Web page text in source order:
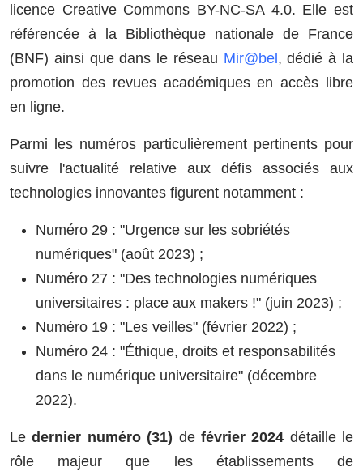
licence Creative Commons BY-NC-SA 4.0. Elle est
référencée à la Bibliothèque nationale de France
(BNF) ainsi que dans le réseau Mir@bel, dédié à la
promotion des revues académiques en accès libre
en ligne.
Parmi les numéros particulièrement pertinents pour
suivre l'actualité relative aux défis associés aux
technologies innovantes figurent notamment :
Numéro 29 : "Urgence sur les sobriétés
numériques" (août 2023) ;
Numéro 27 : "Des technologies numériques
universitaires : place aux makers !" (juin 2023) ;
Numéro 19 : "Les veilles" (février 2022) ;
Numéro 24 : "Éthique, droits et responsabilités
dans le numérique universitaire" (décembre
2022).
Ledernier numéro (31) de février 2024 détaille le
rôle majeur que les établissements de